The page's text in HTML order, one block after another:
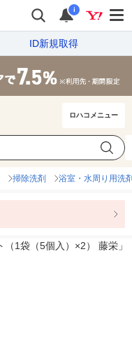
i
ID新規取得
ロハコメニュー
掃除洗剤 浴室・水周り用洗